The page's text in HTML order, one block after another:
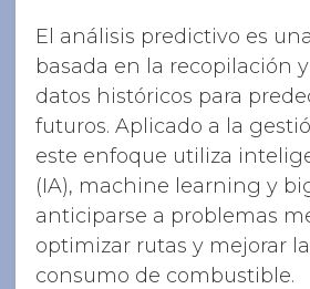
El análisis predictivo es
basada en la recopilación
datos históricos para
futuros. Aplicado a la
este enfoque utiliza
(IA), machine learning y
anticiparse a problemas
optimizar rutas y mejorar
consumo de combustible.